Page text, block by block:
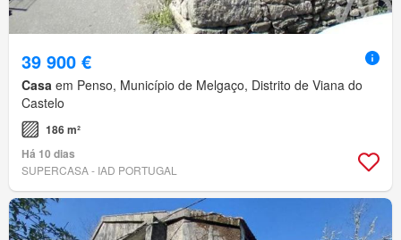
39 900 €
Casa em Penso, Município de Melgaço, Distrito de Viana do
Castelo
186 m²
Há 10 dias
SUPERCASA - IAD PORTUGAL